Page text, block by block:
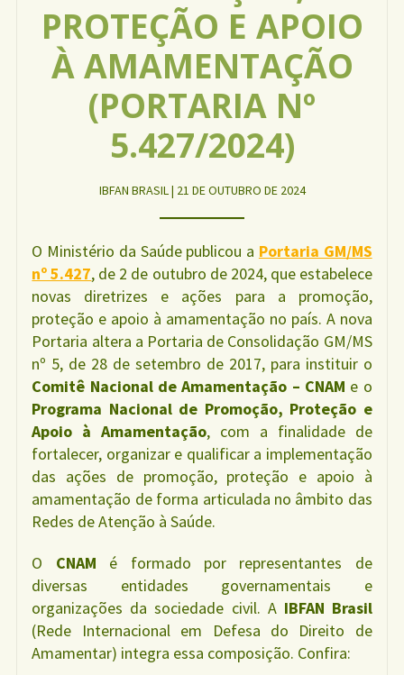
PROTEÇÃO E APOIO
À AMAMENTAÇÃO
(PORTARIA Nº
5.427/2024)
IBFAN BRASIL | 21 DE OUTUBRO DE 2024
O Ministério da Saúde publicou a Portaria GM/MS
nº 5.427, de 2 de outubro de 2024, que estabelece
novas diretrizes e ações para a promoção,
proteção e apoio à amamentação no país. A nova
Portaria altera a Portaria de Consolidação GM/MS
nº 5, de 28 de setembro de 2017, para instituir o
Comitê Nacional de Amamentação – CNAM e o
Programa Nacional de Promoção, Proteção e
Apoio à Amamentação, com a finalidade de
fortalecer, organizar e qualificar a implementação
das ações de promoção, proteção e apoio à
amamentação de forma articulada no âmbito das
Redes de Atenção à Saúde.
O CNAM é formado por representantes de
diversas entidades governamentais e
organizações da sociedade civil. A IBFAN Brasil
(Rede Internacional em Defesa do Direito de
Amamentar) integra essa composição. Confira: